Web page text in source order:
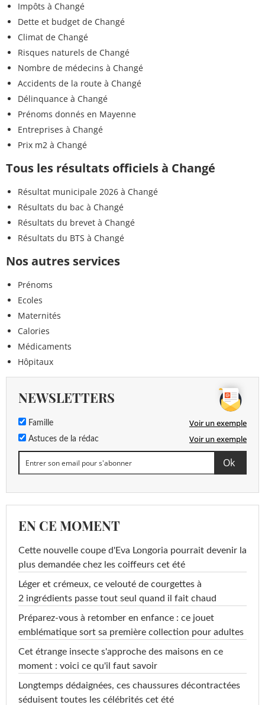
Impôts à Changé
Dette et budget de Changé
Climat de Changé
Risques naturels de Changé
Nombre de médecins à Changé
Accidents de la route à Changé
Délinquance à Changé
Prénoms donnés en Mayenne
Entreprises à Changé
Prix m2 à Changé
Tous les résultats officiels à Changé
Résultat municipale 2026 à Changé
Résultats du bac à Changé
Résultats du brevet à Changé
Résultats du BTS à Changé
Nos autres services
Prénoms
Ecoles
Maternités
Calories
Médicaments
Hôpitaux
NEWSLETTERS
Famille Voir un exemple
Astuces de la rédac Voir un exemple
EN CE MOMENT
Cette nouvelle coupe d'Eva Longoria pourrait devenir la
plus demandée chez les coiffeurs cet été
Léger et crémeux, ce velouté de courgettes à
2 ingrédients passe tout seul quand il fait chaud
Préparez-vous à retomber en enfance : ce jouet
emblématique sort sa première collection pour adultes
Cet étrange insecte s'approche des maisons en ce
moment : voici ce qu'il faut savoir
Longtemps dédaignées, ces chaussures décontractées
séduisent toutes les célébrités cet été